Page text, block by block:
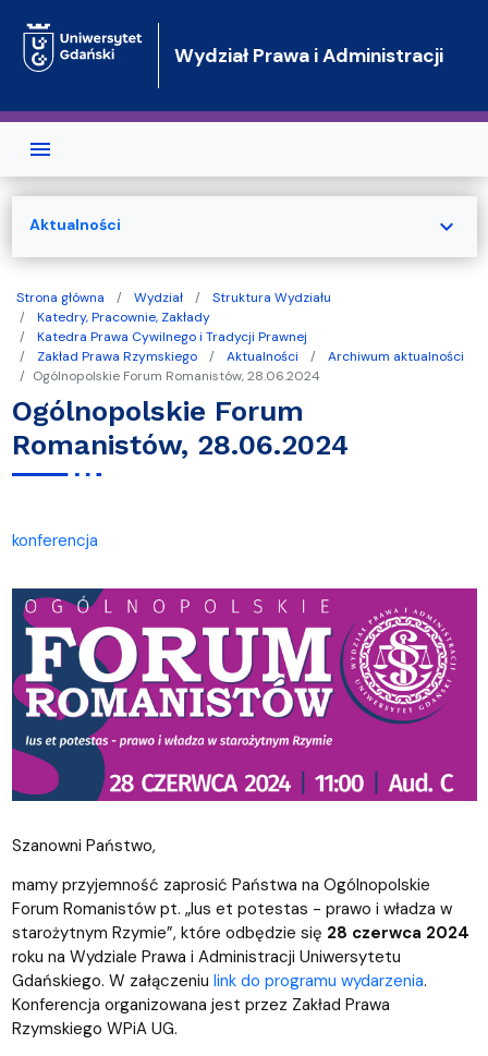
Wydział Prawa i Administracji
Strona główna Wydział
Struktura Wydziału
Katedry, Pracownie, Zakłady
Katedra Prawa Cywilnego i Tradycji Prawnej
Zakład Prawa Rzymskiego
Aktualności
Archiwum aktualności
Ogólnopolskie Forum Romanistów, 28.06.2024
Ogólnopolskie Forum
Romanistów, 28.06.2024
konferencja
Szanowni Państwo,
mamy przyjemność zaprosić Państwa na Ogólnopolskie
Forum Romanistów pt. „Ius et potestas - prawo i władza w
starożytnym Rzymie”, które odbędzie się 28 czerwca 2024
roku na Wydziale Prawa i Administracji Uniwersytetu
Gdańskiego. W załączeniu link do programu wydarzenia.
Konferencja organizowana jest przez Zakład Prawa
Rzymskiego WPiA UG.
Aktualności expand_more